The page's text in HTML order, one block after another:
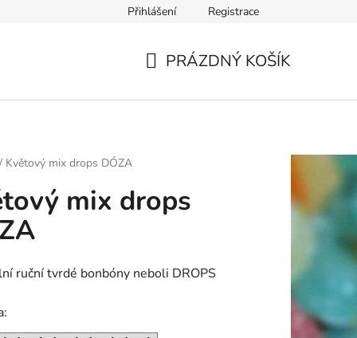
Přihlášení Registrace
PRÁZDNÝ KOŠÍK
/ Květový mix drops DÓZA
mix drops
ruční tvrdé bonbóny neboli DROPS